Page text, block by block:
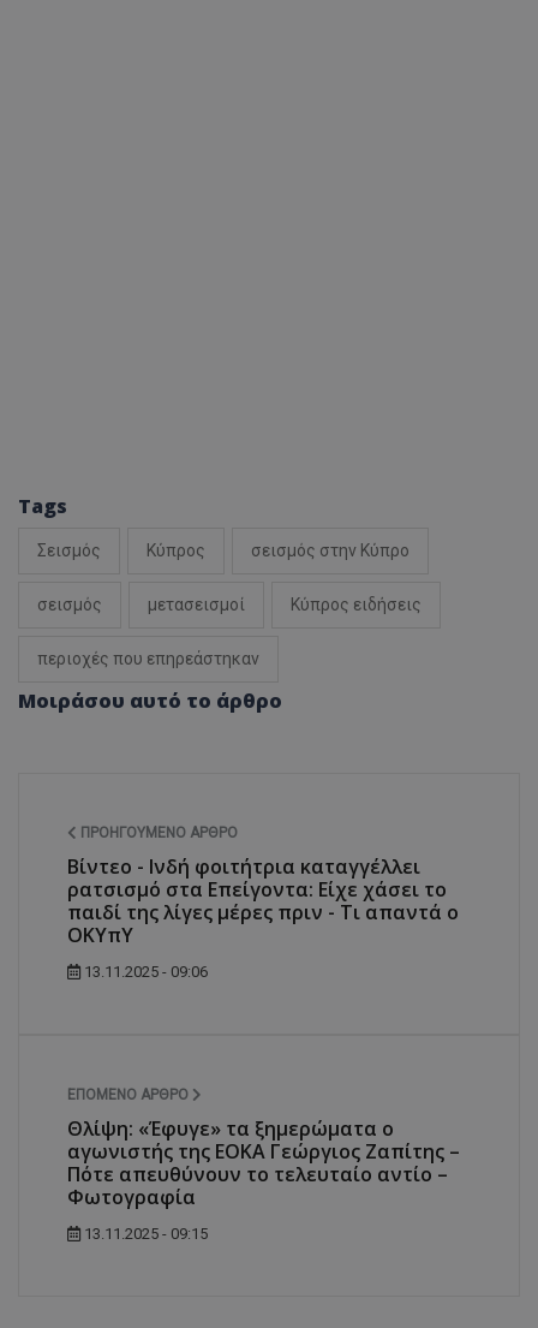
Tags
Σεισμός Κύπρος σεισμός στην Κύπρο
σεισμός μετασεισμοί Κύπρος ειδήσεις
περιοχές που επηρεάστηκαν
Μοιράσου αυτό το άρθρο
ΠΡΟΗΓΟΎΜΕΝΟ ΆΡΘΡΟ
Βίντεο - Ινδή φοιτήτρια καταγγέλλει
ρατσισμό στα Επείγοντα: Είχε χάσει το
παιδί της λίγες μέρες πριν - Τι απαντά ο
ΟΚΥπΥ
13.11.2025 - 09:06
ΕΠΌΜΕΝΟ ΆΡΘΡΟ
Θλίψη: «Έφυγε» τα ξημερώματα ο
αγωνιστής της ΕΟΚΑ Γεώργιος Ζαπίτης –
Πότε απευθύνουν το τελευταίο αντίο –
Φωτογραφία
13.11.2025 - 09:15